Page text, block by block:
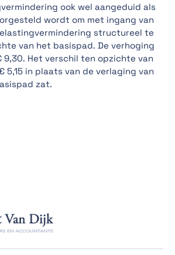
ook wel aangeduid als
wordt om met ingang van
structureel te
van het basispad. De verhoging
Het verschil ten opzichte van
5,15 in plaats van de verlaging van
zat.